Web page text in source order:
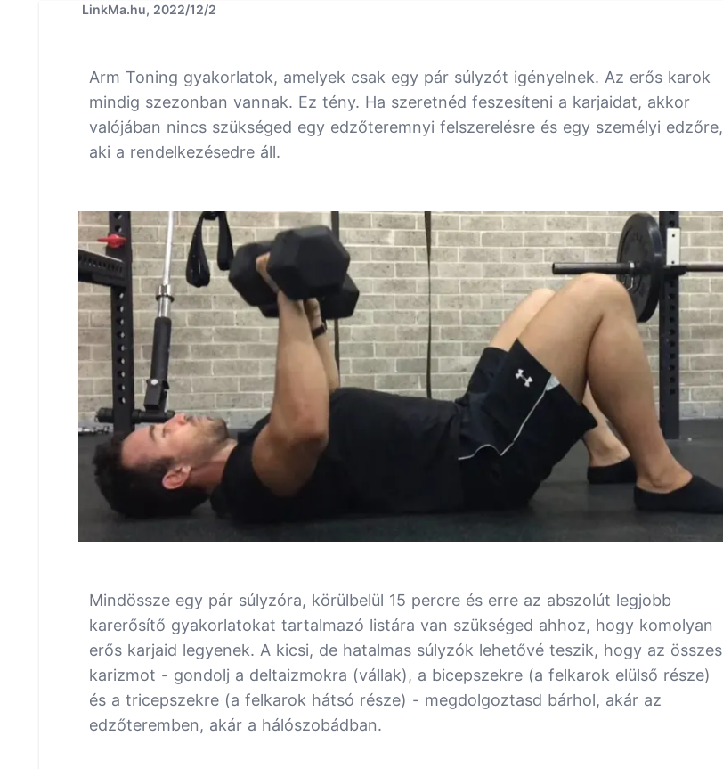
LinkMa.hu, 2022/12/2
Arm Toning gyakorlatok, amelyek csak egy pár súlyzót igényelnek. Az erős karok
mindig szezonban vannak. Ez tény. Ha szeretnéd feszesíteni a karjaidat, akkor
valójában nincs szükséged egy edzőteremnyi felszerelésre és egy személyi edzőre,
aki a rendelkezésedre áll.
Mindössze egy pár súlyzóra, körülbelül 15 percre és erre az abszolút legjobb
karerősítő gyakorlatokat tartalmazó listára van szükséged ahhoz, hogy komolyan
erős karjaid legyenek. A kicsi, de hatalmas súlyzók lehetővé teszik, hogy az összes
karizmot - gondolj a deltaizmokra (vállak), a bicepszekre (a felkarok elülső része)
és a tricepszekre (a felkarok hátsó része) - megdolgoztasd bárhol, akár az
edzőteremben, akár a hálószobádban.